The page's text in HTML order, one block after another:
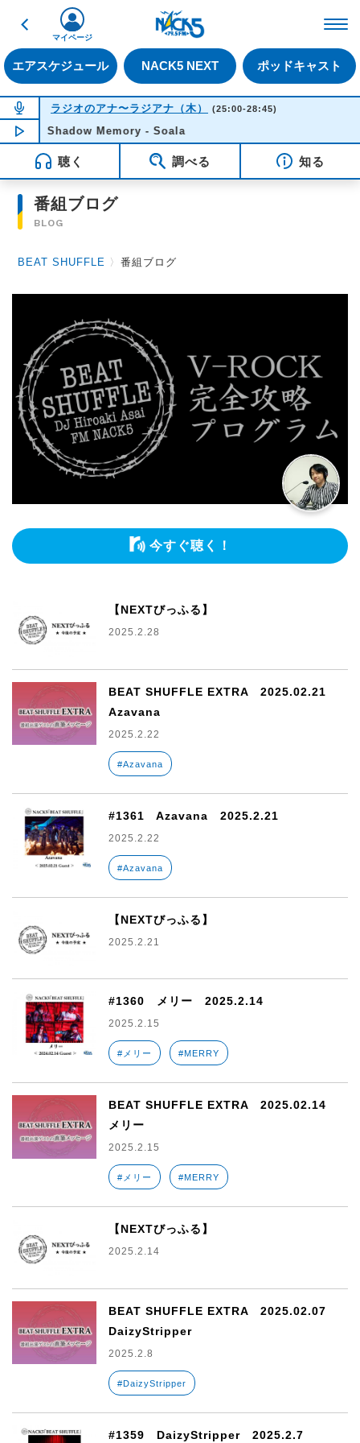
戻る
エアスケジュール NACK5 NEXT ポッドキャスト
マイページ
NOW ON AIR
ラジオのアナ〜ラジアナ（木） (25:00-28:45)
NOW PLAYING04:22
Shadow Memory - Soala
聴く 調べる 知る
番組ブログ
BLOG
BEAT SHUFFLE 〉番組ブログ
今すぐ聴く！
【NEXTびっふる】
2025.2.28
BEAT SHUFFLE EXTRA 2025.02.21
Azavana
2025.2.22
#Azavana
#1361 Azavana 2025.2.21
2025.2.22
#Azavana
【NEXTびっふる】
2025.2.21
#1360 メリー 2025.2.14
2025.2.15
#メリー #MERRY
BEAT SHUFFLE EXTRA 2025.02.14
メリー
2025.2.15
#メリー #MERRY
【NEXTびっふる】
2025.2.14
BEAT SHUFFLE EXTRA 2025.02.07
DaizyStripper
2025.2.8
#DaizyStripper
#1359 DaizyStripper 2025.2.7